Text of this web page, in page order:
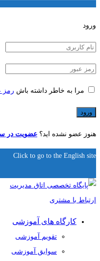
ورود
مرا به خاطر داشته باش رمز
هنوز عضو نشده اید؟ عضویت در
Click to go to the English site
کارگاه های آموزشی
تقویم آموزشی
سوابق آموزشی